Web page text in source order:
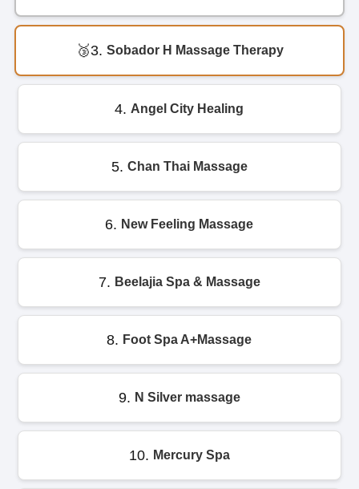
3. Sobador H Massage Therapy
4. Angel City Healing
5. Chan Thai Massage
6. New Feeling Massage
7. Beelajia Spa & Massage
8. Foot Spa A+Massage
9. N Silver massage
10. Mercury Spa